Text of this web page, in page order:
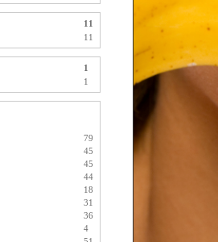
11
11
1
1
79
45
45
44
18
31
36
4